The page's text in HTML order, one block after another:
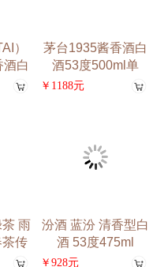
）
白
茅台1935酱香酒白
酒53度500ml单
￥1188元
雨
传
汾酒 蓝汾 清香型白
酒 53度475ml
￥928元